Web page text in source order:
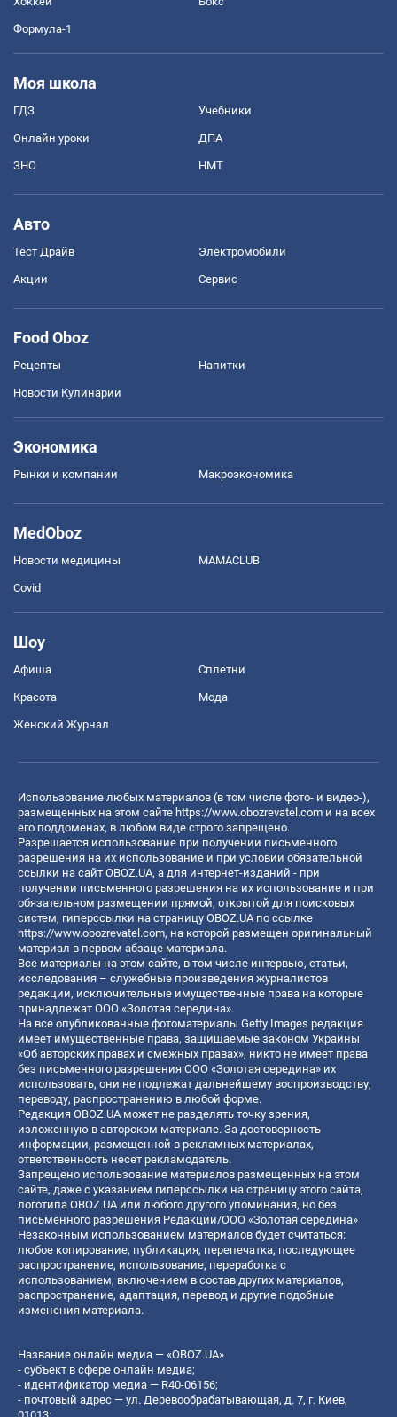
Формула-1
Моя школа
ГДЗ Учебники
Онлайн уроки ДПА
ЗНО НМТ
Авто
Тест Драйв Электромобили
Акции Сервис
Food Oboz
Рецепты Напитки
Новости Кулинарии
Экономика
Рынки и компании Mакроэкономика
MedOboz
Новости медицины MAMACLUB
Covid
Шоу
Афиша Сплетни
Красота Мода
Женский Журнал
Использование любых материалов (в том числе фото- и видео-),
размещенных на этом сайте https://www.obozrevatel.com и на всех
его поддоменах, в любом виде строго запрещено.
Разрешается использование при получении письменного
разрешения на их использование и при условии обязательной
ссылки на сайт OBOZ.UA, а для интернет-изданий - при
получении письменного разрешения на их использование и при
обязательном размещении прямой, открытой для поисковых
систем, гиперссылки на страницу OBOZ.UA по ссылке
https://www.obozrevatel.com, на которой размещен оригинальный
материал в первом абзаце материала.
Все материалы на этом сайте, в том числе интервью, статьи,
исследования – служебные произведения журналистов
редакции, исключительные имущественные права на которые
принадлежат ООО «Золотая середина».
На все опубликованные фотоматериалы Getty Images редакция
имеет имущественные права, защищаемые законом Украины
«Об авторских правах и смежных правах», никто не имеет права
без письменного разрешения ООО «Золотая середина» их
использовать, они не подлежат дальнейшему воспроизводству,
переводу, распространению в любой форме.
Редакция OBOZ.UA может не разделять точку зрения,
изложенную в авторском материале. За достоверность
информации, размещенной в рекламных материалах,
ответственность несет рекламодатель.
Запрещено использование материалов размещенных на этом
сайте, даже с указанием гиперссылки на страницу этого сайта,
логотипа OBOZ.UA или любого другого упоминания, но без
письменного разрешения Редакции/ООО «Золотая середина»
Незаконным использованием материалов будет считаться:
любое копирование, публикация, перепечатка, последующее
распространение, использование, переработка с
использованием, включением в состав других материалов,
распространение, адаптация, перевод и другие подобные
изменения материала.
Название онлайн медиа — «OBOZ.UA»
- субъект в сфере онлайн медиа;
- идентификатор медиа — R40-06156;
- почтовый адрес — ул. Деревообрабатывающая, д. 7, г. Киев,